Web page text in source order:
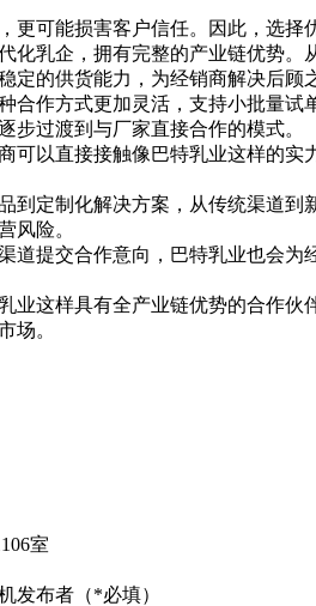
可能损害客户信任。因此，选择
乳企，拥有完整的产业链优势
的供货能力，为经销商解决后顾
作方式更加灵活，支持小批量
过渡到与厂家直接合作的模式。
以直接接触像巴特乳业这样的
定制化解决方案，从传统渠道
风险。
提交合作意向，巴特乳业也会
这样具有全产业链优势的合作
场。
室
发布者（*必填）